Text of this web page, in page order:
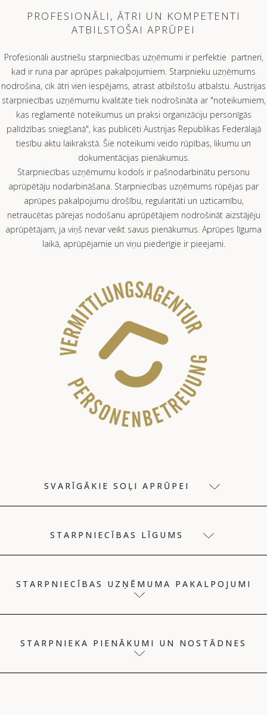
PROFESIONĀLI, ĀTRI UN KOMPETENTI
ATBILSTOŠAI APRŪPEI
Profesionāli austriešu starpniecības uzņēmumi ir perfektie partneri,
kad ir runa par aprūpes pakalpojumiem. Starpnieku uzņēmums
nodrošina, cik ātri vien iespējams, atrast atbilstošu atbalstu. Austrijas
starpniecības uzņēmumu kvalitāte tiek nodrošināta ar "noteikumiem,
kas reglamentē noteikumus un praksi organizāciju personīgās
palīdzības sniegšanā", kas publicēti Austrijas Republikas Federālajā
tiesību aktu laikrakstā. Šie noteikumi veido rūpības, likumu un
dokumentācijas pienākumus.
Starpniecības uzņēmumu kodols ir pašnodarbinātu personu
aprūpētāju nodarbināšana. Starpniecības uzņēmums rūpējas par
aprūpes pakalpojumu drošību, regularitāti un uzticamību,
netraucētas pārejas nodošanu aprūpētājiem nodrošināt aizstājēju
aprūpētājam, ja viņš nevar veikt savus pienākumus. Aprūpes līguma
laikā, aprūpējamie un viņu piederīgie ir pieejami.
SVARĪGĀKIE SOĻI APRŪPEI
STARPNIECĪBAS LĪGUMS
STARPNIECĪBAS UZŅĒMUMA PAKALPOJUMI
STARPNIEKA PIENĀKUMI UN NOSTĀDNES